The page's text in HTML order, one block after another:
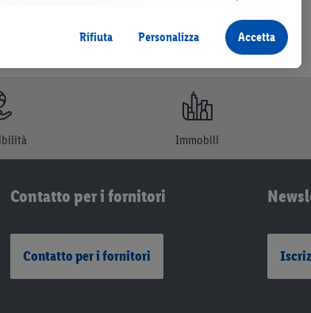
Immobili
Contatto per i fornitori
Contatto per i fornitori
Rifiuta
Personalizza Accetta